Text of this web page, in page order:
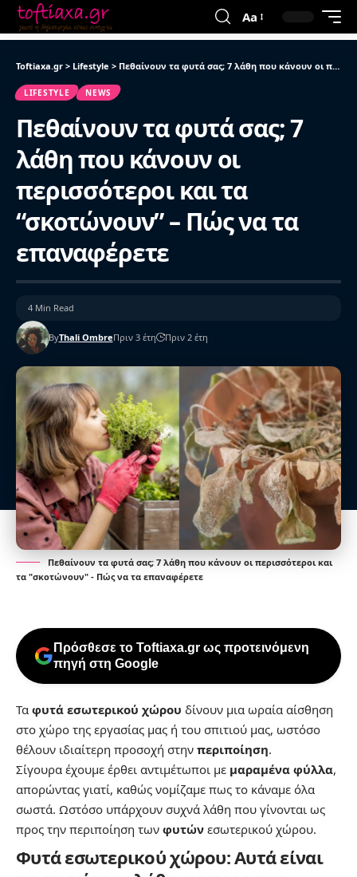
Aa
Toftiaxa.gr > Lifestyle > Πεθαίνουν τα φυτά σας; 7 λάθη που κάνουν οι περισσότεροι και τα “σκοτώνουν” – Πώς να τα επαναφέρετε
LIFESTYLE NEWS
Πεθαίνουν τα φυτά σας; 7
λάθη που κάνουν οι
περισσότεροι και τα
“σκοτώνουν” – Πώς να τα
επαναφέρετε
ByThali OmbreΠριν 3 έτη Πριν 2 έτη
4 Min Read
Πεθαίνουν τα φυτά σας; 7 λάθη που κάνουν οι περισσότεροι και
τα "σκοτώνουν" - Πώς να τα επαναφέρετε
Πρόσθεσε το Toftiaxa.gr ως προτεινόμενη
πηγή στη Google
Τα φυτά εσωτερικού χώρου δίνουν μια ωραία αίσθηση
στο χώρο της εργασίας μας ή του σπιτιού μας, ωστόσο
θέλουν ιδιαίτερη προσοχή στην περιποίηση.
Σίγουρα έχουμε έρθει αντιμέτωποι με μαραμένα φύλλα,
απορώντας γιατί, καθώς νομίζαμε πως το κάναμε όλα
σωστά. Ωστόσο υπάρχουν συχνά λάθη που γίνονται ως
προς την περιποίηση των φυτών εσωτερικού χώρου.
Φυτά εσωτερικού χώρου: Αυτά είναι